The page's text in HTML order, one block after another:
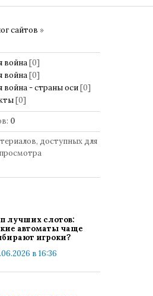
сайтов »
война[0]
война[0]
война - страны оси[0]
[0]
: 0
доступных для
просмотра
лучших слотов:
автоматы чаще
игроки?
в 16:36